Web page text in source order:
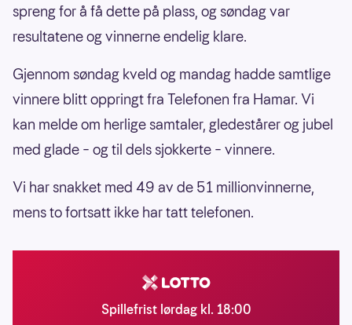
spreng for å få dette på plass, og søndag var
resultatene og vinnerne endelig klare.
Gjennom søndag kveld og mandag hadde samtlige
vinnere blitt oppringt fra Telefonen fra Hamar. Vi
kan melde om herlige samtaler, gledestårer og jubel
med glade – og til dels sjokkerte – vinnere.
Vi har snakket med 49 av de 51 millionvinnerne,
mens to fortsatt ikke har tatt telefonen.
Spillefrist lørdag kl. 18:00